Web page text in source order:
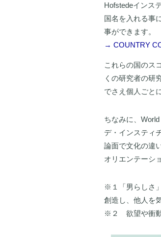
Hofstedeインス
国名を入れる事
事ができます。
→ COUNTRY
これらの国のス
くの研究者の研
でさえ個人ごと
ちなみに、
デ・インスティ
論面で文化の違
オリエンテーシ
※１「男らしさ
創造し、他人を
※２ 欲望や衝動